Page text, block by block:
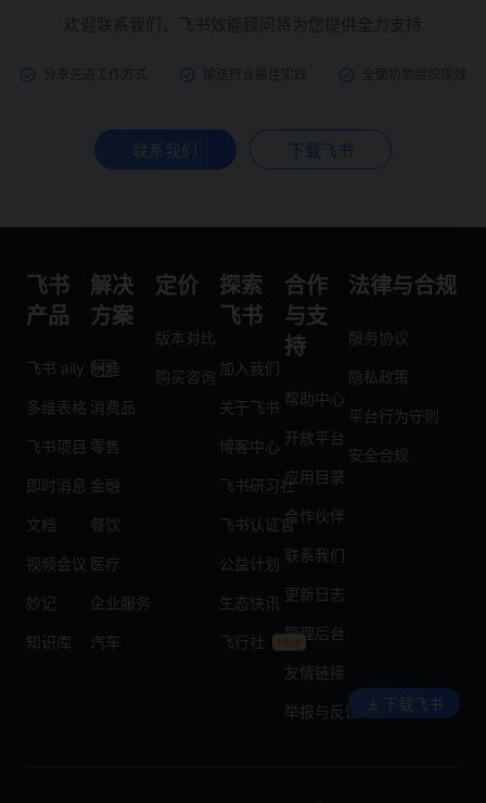
联系我们 下载飞书
飞书
产品
飞书 aily
多维表格
飞书项目
即时消息
文档
视频会议
妙记
知识库
解决
方案
制造
消费品
零售
金融
餐饮
医疗
企业服务
汽车
定价
版本对比
购买咨询
探索
飞书
加入我们
关于飞书
博客中心
飞书研习社
飞书认证官
公益计划
生态快讯
飞行社
合作
与支
持
帮助中心
开放平台
应用目录
合作伙伴
联系我们
更新日志
管理后台
友情链接
举报与反馈
法律与合规
服务协议
隐私政策
平台行为守则
安全合规
下载飞书